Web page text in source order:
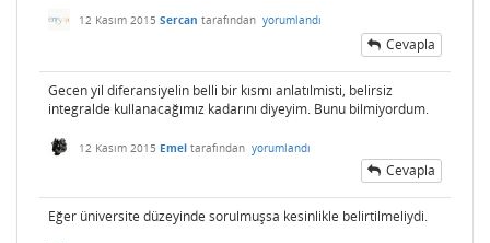
12 Kasım 2015 Sercan tarafından yorumlandı
Cevapla
Gecen yil diferansiyelin belli bir kısmı anlatılmisti, belirsiz
integralde kullanacağımız kadarını diyeyim. Bunu bilmiyordum.
12 Kasım 2015 Emel tarafından yorumlandı
Cevapla
Eğer üniversite düzeyinde sorulmuşsa kesinlikle belirtilmeliydi.